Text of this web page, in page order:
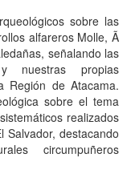
sobre las
alfareros Molle, Ã
señalando las
nuestras propias
Región de Atacama.
sobre el tema
realizados
Salvador, destacando
circumpuñeros